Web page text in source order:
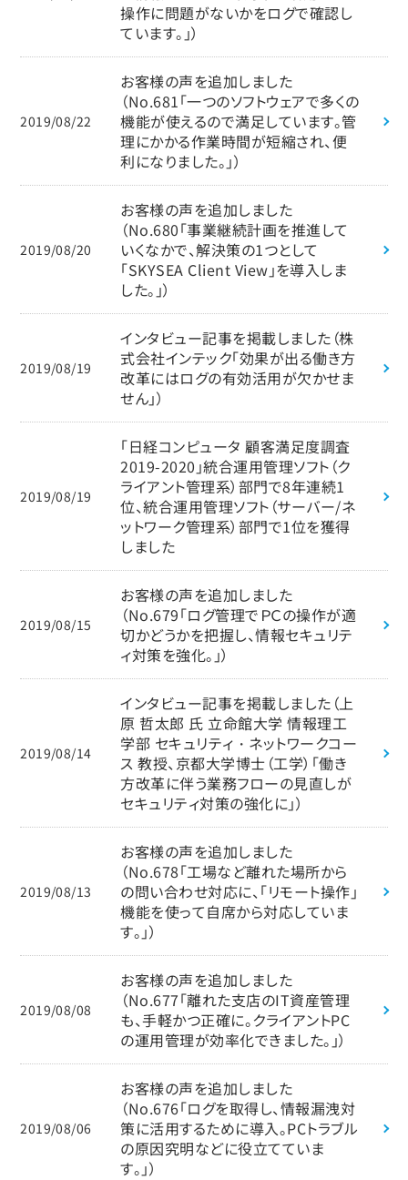
操作に問題がないかをログで確認し
ています。」）
2019/08/22
お客様の声を追加しました
（No.681「一つのソフトウェアで多くの
機能が使えるので満足しています。管
理にかかる作業時間が短縮され、便
利になりました。」）
2019/08/20
お客様の声を追加しました
（No.680「事業継続計画を推進して
いくなかで、解決策の1つとして
「SKYSEA Client View」を導入しま
した。」）
2019/08/19
インタビュー記事を掲載しました（株
式会社インテック「効果が出る働き方
改革にはログの有効活用が欠かせま
せん」）
2019/08/19
「日経コンピュータ 顧客満足度調査
2019-2020」統合運用管理ソフト（ク
ライアント管理系）部門で8年連続1
位、統合運用管理ソフト（サーバー/ネ
ットワーク管理系）部門で1位を獲得
しました
2019/08/15
お客様の声を追加しました
（No.679「ログ管理でＰＣの操作が適
切かどうかを把握し、情報セキュリテ
ィ対策を強化。」）
2019/08/14
インタビュー記事を掲載しました（上
原 哲太郎 氏 立命館大学 情報理工
学部 セキュリティ・ネットワークコー
ス 教授、京都大学博士（工学）「働き
方改革に伴う業務フローの見直しが
セキュリティ対策の強化に」）
2019/08/13
お客様の声を追加しました
（No.678「工場など離れた場所から
の問い合わせ対応に、「リモート操作」
機能を使って自席から対応していま
す。」）
2019/08/08
お客様の声を追加しました
（No.677「離れた支店のIT資産管理
も、手軽かつ正確に。クライアントPC
の運用管理が効率化できました。」）
2019/08/06
お客様の声を追加しました
（No.676「ログを取得し、情報漏洩対
策に活用するために導入。PCトラブル
の原因究明などに役立てていま
す。」）